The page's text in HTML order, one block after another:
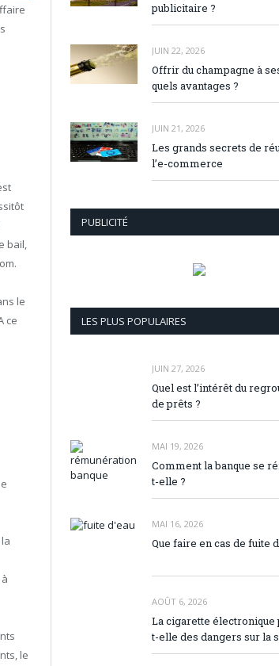
bail,
le
ce
le
publicitaire ?
JUIN 22, 2026
Offrir du champagne à
quels avantages ?
JUIN 21, 2026
Les grands secrets de
l’e-commerce
PUBLICITÉ
LES PLUS POPULAIRES
JUIN 27, 2026
Quel est l’intérêt du
de prêts ?
MAI 19, 2026
Comment la banque se
t-elle ?
MAI 16, 2026
Que faire en cas de fuite
AOÛT 6, 2026
La cigarette électronique
t-elle des dangers sur la